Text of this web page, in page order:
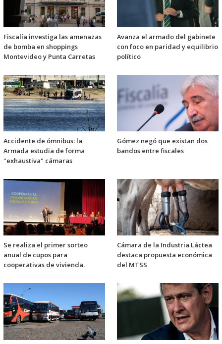
Fiscalía investiga las amenazas
de bomba en shoppings
Montevideo y Punta Carretas
Avanza el armado del gabinete
con foco en paridad y equilibrio
político
Accidente de ómnibus: la
Armada estudia de forma
"exhaustiva" cámaras
Gómez negó que existan dos
bandos entre fiscales
Se realiza el primer sorteo
anual de cupos para
cooperativas de vivienda.
Cámara de la Industria Láctea
destaca propuesta económica
del MTSS